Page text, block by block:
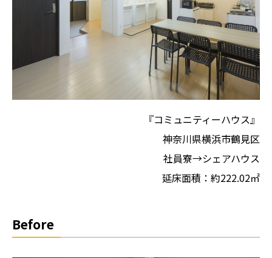
『コミュニティーハウス』
神奈川県横浜市鶴見区
社員寮→シェアハウス
延床⾯積：約222.02㎡
Before